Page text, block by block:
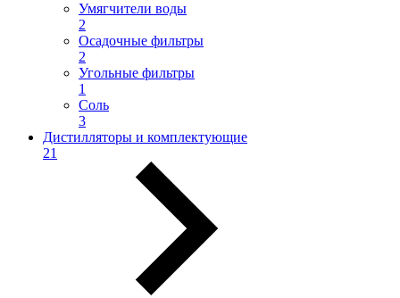
Умягчители воды
2
Осадочные фильтры
2
Угольные фильтры
1
Соль
3
Дистилляторы и комплектующие
21